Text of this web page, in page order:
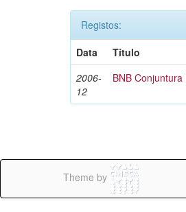
Registos:
Data
Título
2006-
12
BNB
Theme by